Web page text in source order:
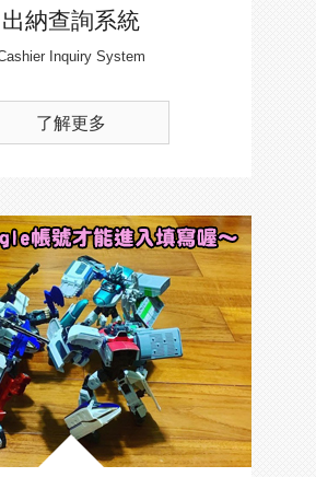
出納查詢系統
Inquiry System
了解更多